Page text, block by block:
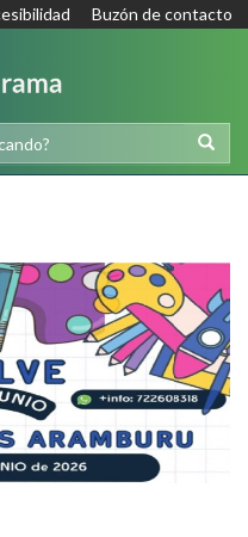
Buzón de contacto